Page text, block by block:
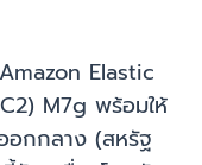
Elastic
M7g พร้อมให้
อกกลาง (สหรัฐ